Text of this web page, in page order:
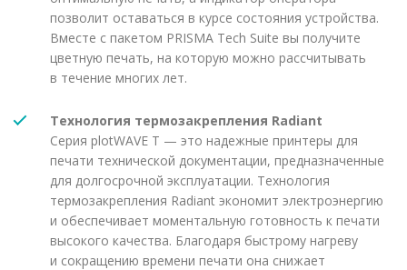
позволит оставаться в курсе состояния устройства.
Вместе с пакетом PRISMA Tech Suite вы получите
цветную печать, на которую можно рассчитывать
в течение многих лет.
Технология термозакрепления Radiant
Серия plotWAVE T — это надежные принтеры для
печати технической документации, предназначенные
для долгосрочной эксплуатации. Технология
термозакрепления Radiant экономит электроэнергию
и обеспечивает моментальную готовность к печати
высокого качества. Благодаря быстрому нагреву
и сокращению времени печати она снижает